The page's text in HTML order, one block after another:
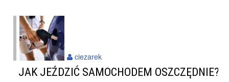
JAK JEŹDZIĆ SAMOCHODEM OSZCZĘDNIE?
ciezarek